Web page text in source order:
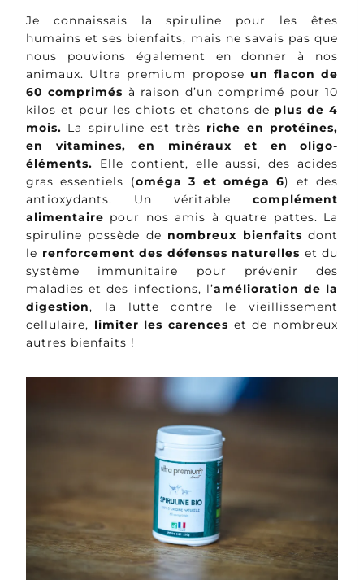
Je connaissais la spiruline pour les êtes
humains et ses bienfaits, mais ne savais pas que
nous pouvions également en donner à nos
animaux. Ultra premium propose un flacon de
60 comprimés à raison d’un comprimé pour 10
kilos et pour les chiots et chatons de plus de 4
mois. La spiruline est très riche en protéines,
en vitamines, en minéraux et en oligo-
éléments. Elle contient, elle aussi, des acides
gras essentiels (oméga 3 et oméga 6) et des
antioxydants. Un véritable complément
alimentaire pour nos amis à quatre pattes. La
spiruline possède de nombreux bienfaits dont
le renforcement des défenses naturelles et du
système immunitaire pour prévenir des
maladies et des infections, l’amélioration de la
digestion, la lutte contre le vieillissement
cellulaire, limiter les carences et de nombreux
autres bienfaits !